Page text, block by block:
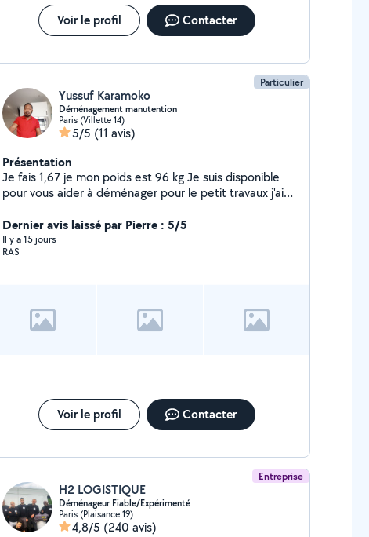
Voir le profil Contacter
Particulier
Yussuf Karamoko
Déménagement manutention
Paris (Villette 14)
5/5 (11 avis)
Présentation
Je fais 1,67 je mon poids est 96 kg Je suis disponible
pour vous aider à déménager pour le petit travaux j'ai
pas à me contacter merci
Dernier avis laissé par Pierre : 5/5
Il y a 15 jours
RAS
Voir le profil Contacter
Entreprise
H2 LOGISTIQUE
Déménageur Fiable/Expérimenté
Paris (Plaisance 19)
4,8/5 (240 avis)